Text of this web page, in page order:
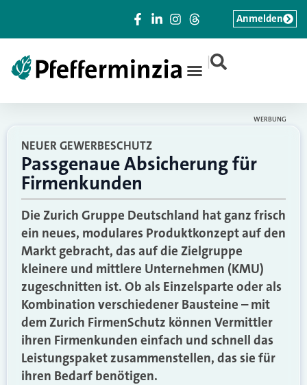
|
Anmelden
WERBUNG
NEUER GEWERBESCHUTZ
Passgenaue Absicherung für
Firmenkunden
Die Zurich Gruppe Deutschland hat ganz frisch
ein neues, modulares Produktkonzept auf den
Markt gebracht, das auf die Zielgruppe
kleinere und mittlere Unternehmen (KMU)
zugeschnitten ist. Ob als Einzelsparte oder als
Kombination verschiedener Bausteine – mit
dem Zurich FirmenSchutz können Vermittler
ihren Firmenkunden einfach und schnell das
Leistungspaket zusammenstellen, das sie für
ihren Bedarf benötigen.